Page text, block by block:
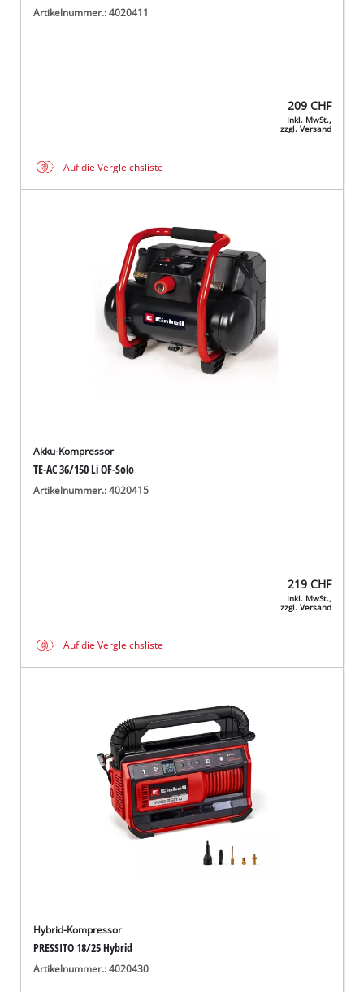
Artikelnummer.: 4020411
209 CHF
Inkl. MwSt.,
zzgl. Versand
Auf die Vergleichsliste
Akku-Kompressor
TE-AC 36/150 Li OF-Solo
Artikelnummer.: 4020415
219 CHF
Inkl. MwSt.,
zzgl. Versand
Auf die Vergleichsliste
Hybrid-Kompressor
PRESSITO 18/25 Hybrid
Artikelnummer.: 4020430